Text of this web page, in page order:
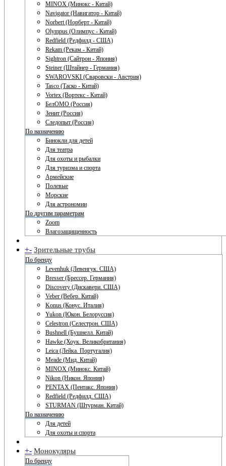
MINOX (Минокс - Китай)
Navigator (Навигатор - Китай)
Norbert (Норберт - Китай)
Olympus (Олимпус - Китай)
Redfield (Редфилд - США)
Rekam (Рекам - Китай)
Sightron (Сайтрон - Япония)
Steiner (Штайнер - Германия)
SWAROVSKI (Сваровски - Австрия)
Tasco (Таско - Китай)
Vortex (Вортекс - Китай)
БелОМО (Россия)
Зенит (Россия)
Следопыт (Россия)
По назначению
Бинокли для детей
Для театра
Для охоты и рыбалки
Для туризма и спорта
Армейские
Полевые
Морские
Для астрономии
По другим параметрам
Zoom
Влагозащищенность
+- Зрительные трубы
По бренду
Levenhuk (Левенгук. США)
Bresser (Брессер. Германия)
Discovery (Дискавери. США)
Veber (Вебер. Китай)
Konus (Конус. Италия)
Yukon (Юкон. Белоруссия)
Celestron (Селестрон. США)
Bushnell (Бушнелл. Китай)
Hawke (Хоук. Великобритания)
Leica (Лейка. Португалия)
Meade (Мид. Китай)
MINOX (Минокс. Китай)
Nikon (Никон. Япония)
PENTAX (Пентакс. Япония)
Redfield (Редфилд. США)
STURMAN (Штурман. Китай)
По назначению
Для детей
Для охоты и спорта
+- Монокуляры
По бренду